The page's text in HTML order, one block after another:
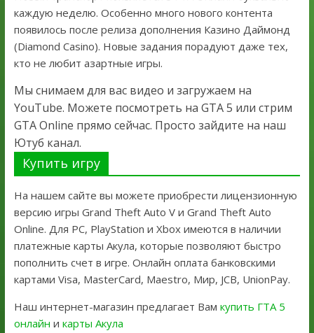
каждую неделю. Особенно много нового контента
появилось после релиза дополнения Казино Даймонд
(Diamond Casino). Новые задания порадуют даже тех,
кто не любит азартные игры.
Мы снимаем для вас видео и загружаем на
YouTube. Можете посмотреть на GTA 5 или стрим
GTA Online прямо сейчас. Просто зайдите на наш
Ютуб канал.
Купить игру
На нашем сайте вы можете приобрести лицензионную
версию игры Grand Theft Auto V и Grand Theft Auto
Online. Для PC, PlayStation и Xbox имеются в наличии
платежные карты Акула, которые позволяют быстро
пополнить счет в игре. Онлайн оплата банковскими
картами Visa, MasterCard, Maestro, Мир, JCB, UnionPay.
Наш интернет-магазин предлагает Вам купить ГТА 5
онлайн и карты Акула